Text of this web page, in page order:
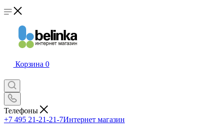
Корзина 0
Телефоны
+7 495 21-21-21-7Интернет магазин